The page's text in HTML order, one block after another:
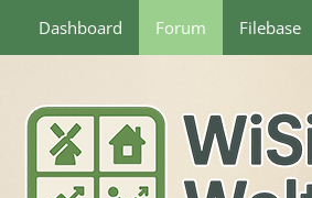
Dashboard Forum Filebase